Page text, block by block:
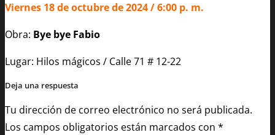
Viernes 18 de octubre de 2024 / 6:00 p. m.
Obra: Bye bye Fabio
Lugar: Hilos mágicos / Calle 71 # 12-22
Deja una respuesta
Tu dirección de correo electrónico no será publicada.
Los campos obligatorios están marcados con *